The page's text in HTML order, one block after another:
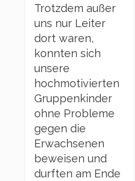
Trotzdem außer
uns nur Leiter
dort waren,
konnten sich
unsere
hochmotivierten
Gruppenkinder
ohne Probleme
gegen die
Erwachsenen
beweisen und
durften am Ende